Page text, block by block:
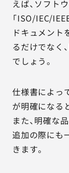
えば、ソフト
「ISO/IEC/
ドキュメント
るだけでなく
でしょう。
仕様書によっ
が明確になる
また、明確な
追加の際にも
きます。